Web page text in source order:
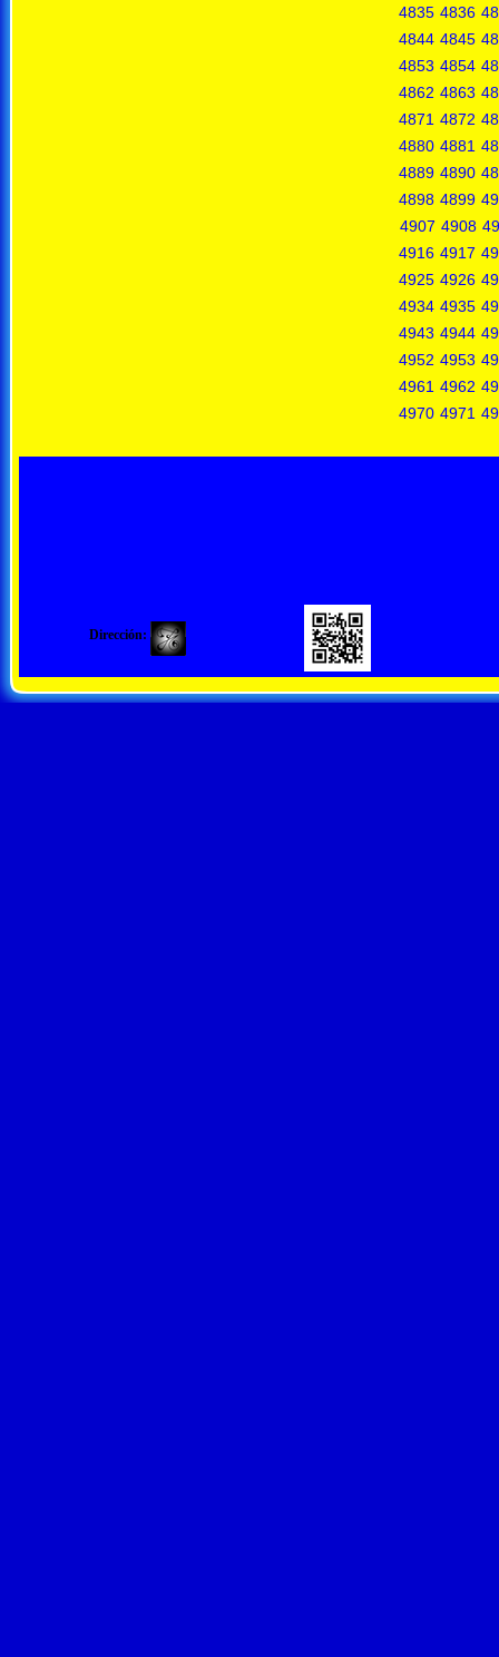
4835 4836
4844 4845
4853 4854
4862 4863
4871 4872
4880 4881
4889 4890
4898 4899
4907 4908
4916 4917
4925 4926
4934 4935
4943 4944
4952 4953
4961 4962
4970 4971
Dirección: